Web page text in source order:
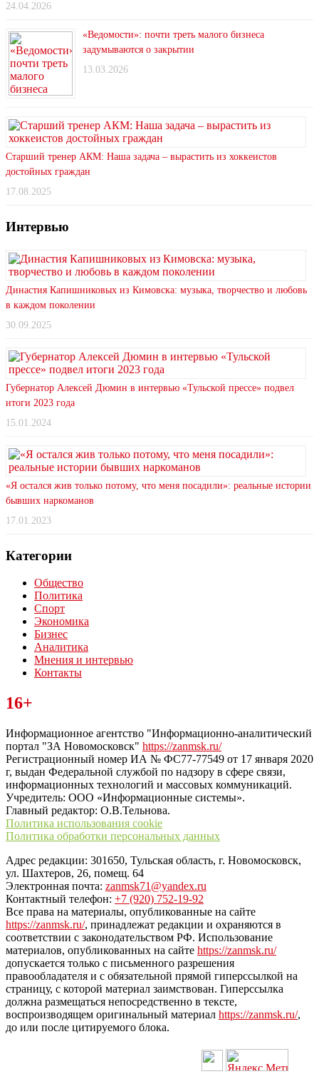
24.04.2026
«Ведомости»: почти треть малого бизнеса
задумываются о закрытии
13.03.2026
Старший тренер АКМ: Наша задача – вырастить из хоккеистов
достойных граждан
17.08.2025
Интервью
Династия Капишниковых из Кимовска: музыка, творчество и любовь
в каждом поколении
30.09.2025
Губернатор Алексей Дюмин в интервью «Тульской прессе» подвел
итоги 2023 года
15.01.2024
«Я остался жив только потому, что меня посадили»: реальные истории
бывших наркоманов
17.01.2023
Категории
Общество
Политика
Спорт
Экономика
Бизнес
Аналитика
Мнения и интервью
Контакты
Читайте последние новости дня в Тульской области на сайте
“ЗаНовомосковск”
16+
Информационное агентство "Информационно-аналитический
портал "ЗА Новомосковск" https://zanmsk.ru/
Регистрационный номер ИА № ФС77-77549 от 17 января 2020
г, выдан Федеральной службой по надзору в сфере связи,
информационных технологий и массовых коммуникаций.
Учредитель: ООО «Информационные системы».
Главный редактор: О.В.Тельнова.
Политика использования cookie
Политика обработки персональных данных
Адрес редакции: 301650, Тульская область, г. Новомосковск,
ул. Шахтеров, 26, помещ. 64
Электронная почта: zanmsk71@yandex.ru
Контактный телефон: +7 (920) 752-19-92
Все права на материалы, опубликованные на сайте
https://zanmsk.ru/, принадлежат редакции и охраняются в
соответствии с законодательством РФ. Использование
материалов, опубликованных на сайте https://zanmsk.ru/
допускается только с письменного разрешения
правообладателя и с обязательной прямой гиперссылкой на
страницу, с которой материал заимствован. Гиперссылка
должна размещаться непосредственно в тексте,
воспроизводящем оригинальный материал https://zanmsk.ru/,
до или после цитируемого блока.